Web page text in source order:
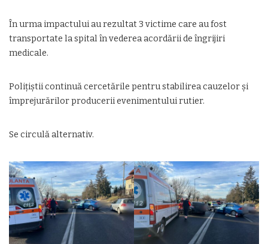
În urma impactului au rezultat 3 victime care au fost
transportate la spital în vederea acordării de îngrijiri
medicale.
Polițiștii continuă cercetările pentru stabilirea cauzelor și
împrejurărilor producerii evenimentului rutier.
Se circulă alternativ.